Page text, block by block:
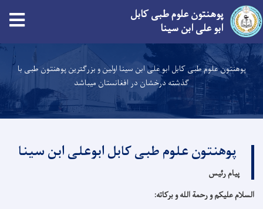
to
main
content
پوهنتون علوم طبی کابل
ابو علی ابن سینا
پوهنتون علوم طبی کابل ابو علی ابن سینا اولین و بزرگترین پوهنتون طبی با
گذشته درخشان در افغانستان میباشد
پوهنتون علوم طبی کابل ابوعلی ابن سینا
پیام رئیس
السلام عليكم و رحمة الله و بركاته: